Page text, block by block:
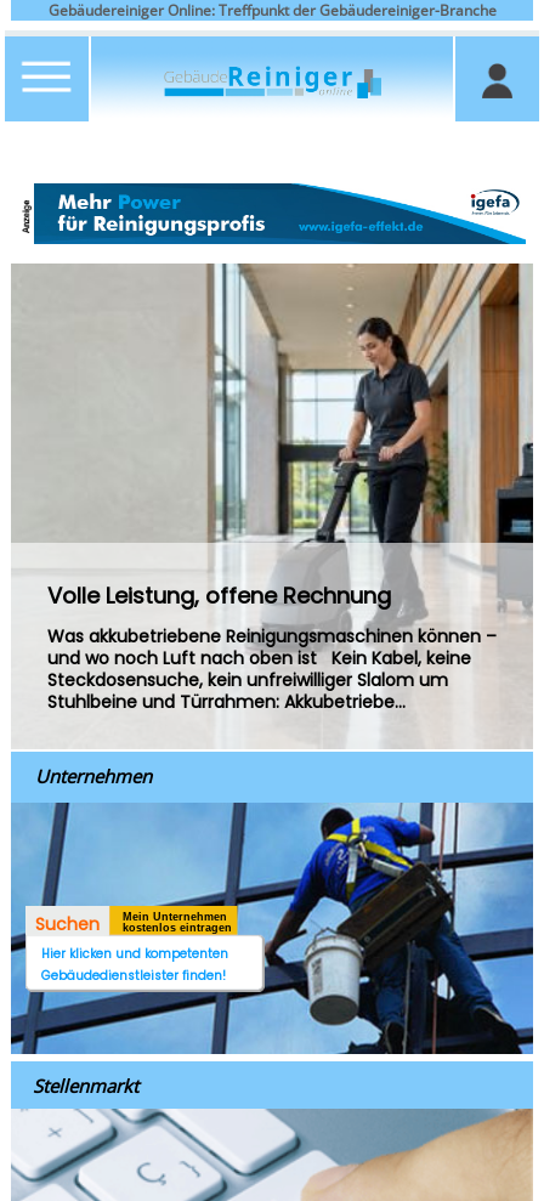
Gebäudereiniger Online: Treffpunkt der Gebäudereiniger-Branche
Volle Leistung, offene Rechnung
Was akkubetriebene Reinigungsmaschinen können –
und wo noch Luft nach oben ist Kein Kabel, keine
Steckdosensuche, kein unfreiwilliger Slalom um
Stuhlbeine und Türrahmen: Akkubetriebe...
Unternehmen
Suchen
Mein Unternehmen
kostenlos eintragen
Hier klicken und kompetenten
Gebäudedienstleister finden!
Stellenmarkt